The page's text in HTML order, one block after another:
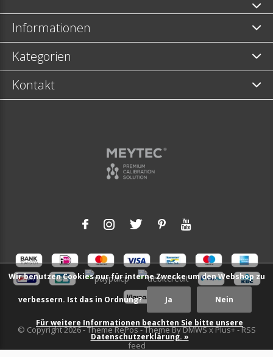
Informationen
Kategorien
Kontakt
© Copyright2026- Theme RePos - Theme ByDMWSxPlus+-RSS
feed
Wir benutzen Cookies nur für interne Zwecke um den Webshop zu
verbessern. Ist das in Ordnung? Ja Nein
Für weitere Informationen beachten Sie bitte unsere
Datenschutzerklärung. »